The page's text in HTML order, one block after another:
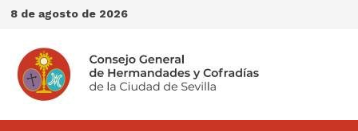
Saltar
contenido
8 de agosto de 2026